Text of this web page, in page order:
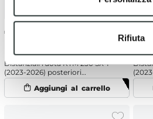
Rifiuta
€
Distanziali ruota KTM 250 SX-F
(2023-2026) posteriori
Arancione
€